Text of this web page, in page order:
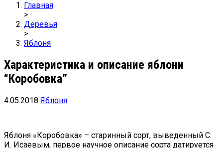
Главная
>
Деревья
>
Яблоня
Характеристика и описание яблони
“Коробовка”
4.05.2018 Яблоня
Яблоня «Коробовка» – старинный сорт, выведенный С.
И. Исаевым, первое научное описание сорта датируется